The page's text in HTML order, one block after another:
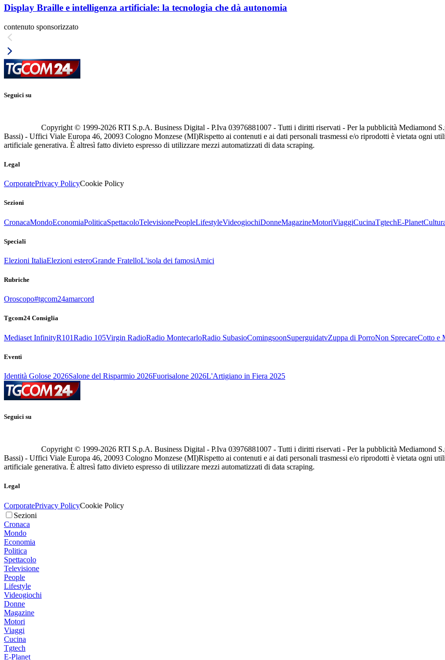
Display Braille e intelligenza artificiale: la tecnologia che dà autonomia
contenuto sponsorizzato
Seguici su
Copyright © 1999-2026 RTI S.p.A. Business Digital - P.Iva 03976881007 - Tutti i diritti riservati - Per la pubblicità Mediamond
Bassi) - Uffici Viale Europa 46, 20093 Cologno Monzese (MI)Rispetto ai contenuti e ai dati personali trasmessi e/o riprodotti è vietata ogni
artificiale generativa. È altresì fatto divieto espresso di utilizzare mezzi automatizzati di data scraping.
Legal
CorporatePrivacy PolicyCookie Policy
Sezioni
CronacaMondoEconomiaPoliticaSpettacoloTelevisionePeopleLifestyleVideogiochiDonneMagazineMotoriViaggiCucinaTgtechE-Planet
Speciali
Elezioni ItaliaElezioni esteroGrande FratelloL'isola dei famosiAmici
Rubriche
Oroscopo#tgcom24amarcord
Tgcom24 Consiglia
Mediaset InfinityR101Radio 105Virgin RadioRadio MontecarloRadio SubasioComingsoonSuperguidatvZuppa di PorroNon SprecareCotto e
Eventi
Identità Golose 2026Salone del Risparmio 2026Fuorisalone 2026L'Artigiano in Fiera 2025
Seguici su
Copyright © 1999-2026 RTI S.p.A. Business Digital - P.Iva 03976881007 - Tutti i diritti riservati - Per la pubblicità Mediamond
Bassi) - Uffici Viale Europa 46, 20093 Cologno Monzese (MI)Rispetto ai contenuti e ai dati personali trasmessi e/o riprodotti è vietata ogni
artificiale generativa. È altresì fatto divieto espresso di utilizzare mezzi automatizzati di data scraping.
Legal
CorporatePrivacy PolicyCookie Policy
Sezioni
Cronaca
Mondo
Economia
Politica
Spettacolo
Televisione
People
Lifestyle
Videogiochi
Donne
Magazine
Motori
Viaggi
Cucina
Tgtech
E-Planet